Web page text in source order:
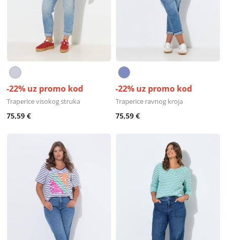
-22% uz promo kod
Traperice visokog struka
75,59 €
-22% uz promo kod
Traperice ravnog kroja
75,59 €